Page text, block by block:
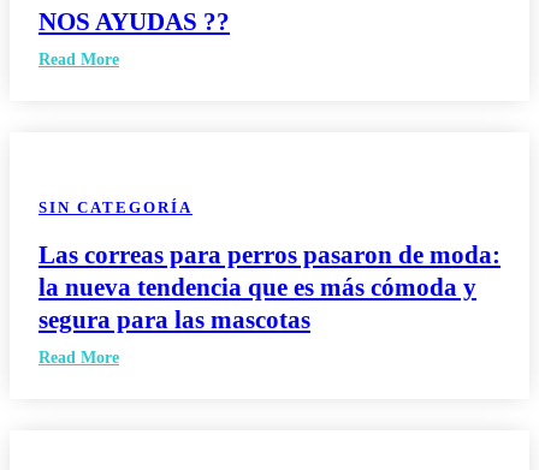
NOS AYUDAS ??
Read More
SIN CATEGORÍA
Las correas para perros pasaron de moda:
la nueva tendencia que es más cómoda y
segura para las mascotas
Read More